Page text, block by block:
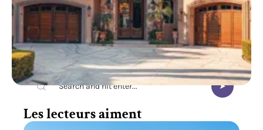
Recherche
Les lecteurs aiment